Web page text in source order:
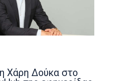
Χάρη Δούκα στο